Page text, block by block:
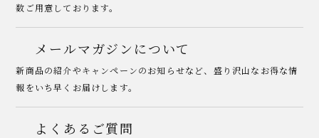
数ご用意しております。
メールマガジンについて
新商品の紹介やキャンペーンのお知らせなど、盛り沢山なお得な情
報をいち早くお届けします。
よくあるご質問